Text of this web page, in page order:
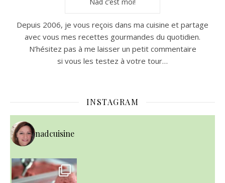
Depuis 2006, je vous reçois dans ma cuisine et partage
avec vous mes recettes gourmandes du quotidien.
N’hésitez pas à me laisser un petit commentaire
si vous les testez à votre tour…
INSTAGRAM
nadcuisine
~ NICE CREAM À LA FRAISE ~
Presque un mois que